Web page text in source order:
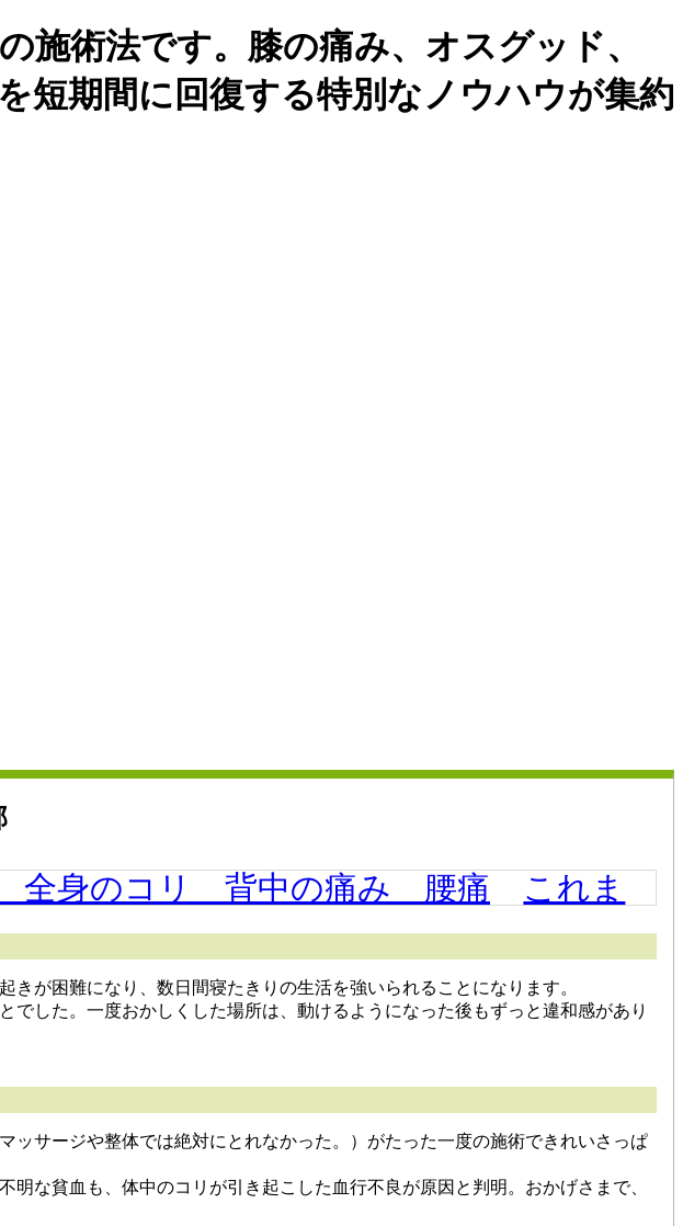
施術法です。膝の痛み、オスグッド、
短期間に回復する特別なノウハウが集約
身のコリ 背中の痛み 腰痛
これま
が困難になり、数日間寝たきりの生活を強いられることになります。
した。一度おかしくした場所は、動けるようになった後もずっと違和感があり
サージや整体では絶対にとれなかった。）がたった一度の施術できれいさっぱ
な貧血も、体中のコリが引き起こした血行不良が原因と判明。おかげさまで、